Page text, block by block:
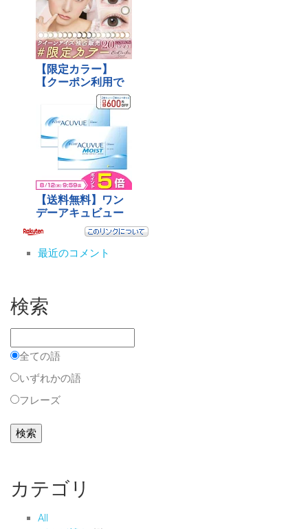
最近のコメント
検索
全ての語
いずれかの語
フレーズ
カテゴリ
All